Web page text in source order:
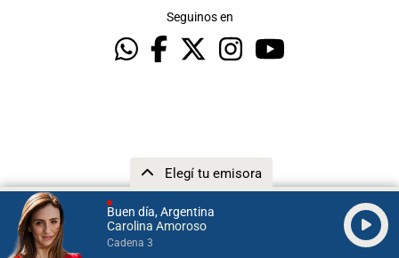
Buen día, Argentina
Carolina Amoroso
Cadena 3
Elegí tu emisora
Seguinos en